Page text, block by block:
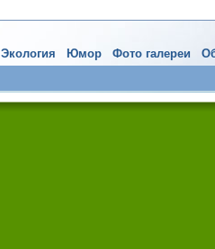
Экология Юмор Фото галереи